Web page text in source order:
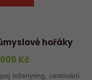
hořáky
Kč
inženýring, cestování